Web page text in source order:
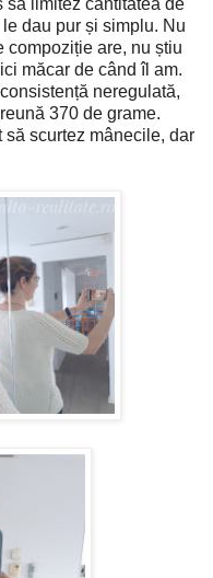
dau pur și simplu. Nu
compoziție are, nu știu
măcar de când îl am.
neregulată,
370 de grame.
scurtez mânecile, dar